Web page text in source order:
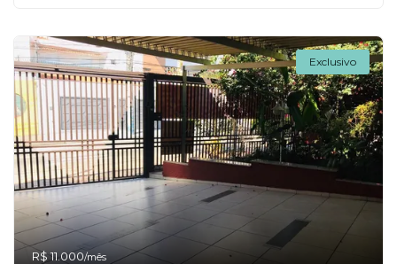
Exclusivo
R$ 11.000/mês